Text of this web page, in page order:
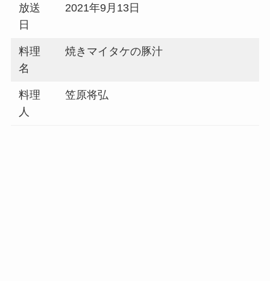
放送
日
2021年9月13日
料理
名
焼きマイタケの豚汁
料理
人
笠原将弘